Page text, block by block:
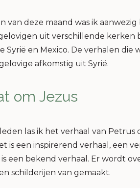
van deze maand was ik
uit verschillende kerken
Syrië en Mexico. De verhalen
afkomstig uit Syrië.
om Jezus
las ik het verhaal van
is een inspirerend verhaal, een
een bekend verhaal. Er wordt
schilderijen van gemaakt.